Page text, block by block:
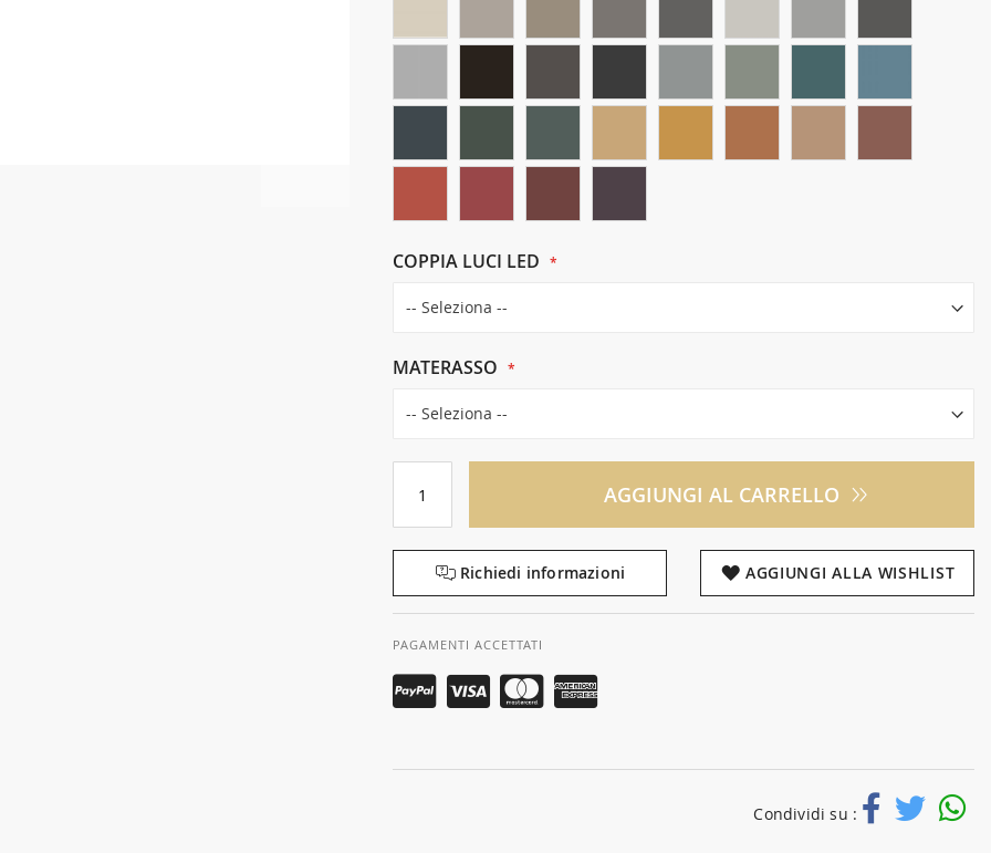
COPPIA LUCI LED
MATERASSO
AGGIUNGI AL CARRELLO
Richiedi informazioni AGGIUNGI ALLA WISHLIST
PAGAMENTI ACCETTATI
Condividi su :